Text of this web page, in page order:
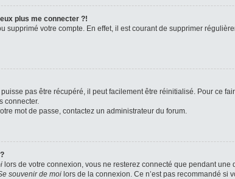
plus me connecter ?!
supprimé votre compte. En effet, il est courant de supprimer
pas être récupéré, il peut facilement être réinitialisé. Pour ce
connecter.
mot de passe, contactez un administrateur du forum.
lors de votre connexion, vous ne resterez connecté que pendant
souvenir de moi lors de la connexion. Ce n’est pas recommandé